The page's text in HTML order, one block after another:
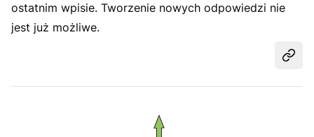
ostatnim wpisie. Tworzenie nowych odpowiedzi nie
jest już możliwe.